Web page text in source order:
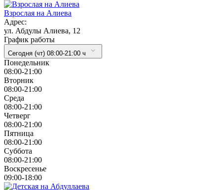
Взрослая на Алиева
Адрес:
ул. Абдулы Алиева, 12
График работы
Сегодня (чт) 08:00-21:00 ч
Понедельник
08:00-21:00
Вторник
08:00-21:00
Cреда
08:00-21:00
Четверг
08:00-21:00
Пятница
08:00-21:00
Суббота
08:00-21:00
Воскресенье
09:00-18:00